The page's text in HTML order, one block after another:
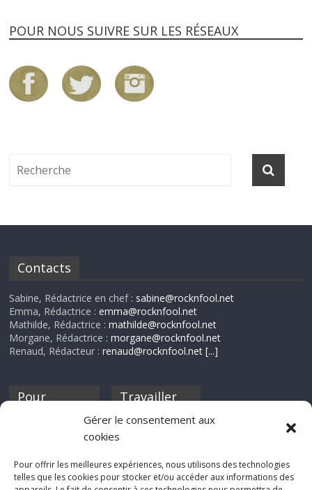
Gérer le consentement aux
cookies
Pour offrir les meilleures expériences, nous utilisons des technologies
telles que les cookies pour stocker et/ou accéder aux informations des
POUR NOUS SUIVRE SUR LES RÉSEAUX
Contacts
Sabine, Rédactrice en chef : sabine@rocknfool.net
Emma, Rédactrice :emma@rocknfool.net
Mathilde, Rédactrice :mathilde@rocknfool.net
Morgane, Rédactrice :morgane@rocknfool.net
Renaud, Rédacteur :renaud@rocknfool.net [...]
Pour
discothèque
Travailler
Si tu souhaites
Rocknfool, n'hésite
pas à nous envoyer